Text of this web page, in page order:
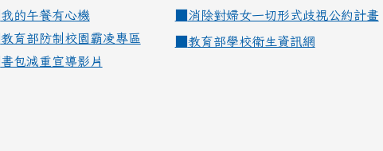
我的午餐有心機
消除對婦女一切形式歧視公約計畫
教育部防制校園霸凌專區
教育部學校衛生資訊網
書包減重宣導影片